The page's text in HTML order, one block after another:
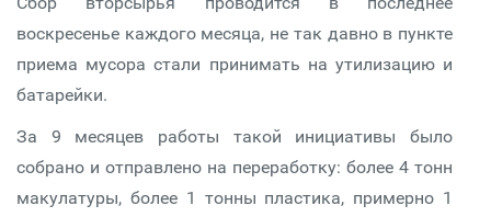
воскресенье каждого месяца, не так давно в пункте
приема мусора стали принимать на утилизацию и
батарейки.
За 9 месяцев работы такой инициативы было
собрано и отправлено на переработку: более 4 тонн
макулатуры, более 1 тонны пластика, примерно 1